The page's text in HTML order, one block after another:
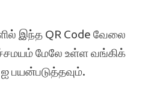
இந்த QR Code வேலை
மேலே உள்ள வங்கிக்
பயன்படுத்தவும்.